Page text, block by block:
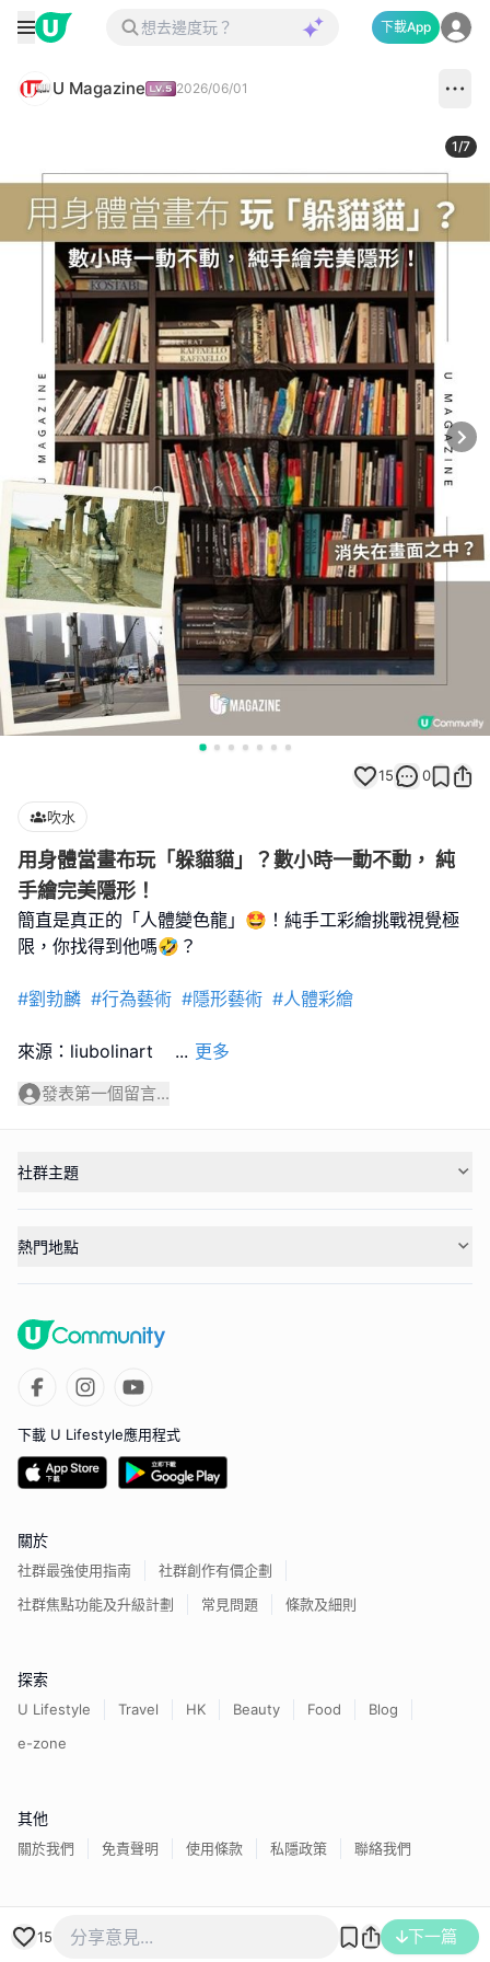
下載App
U Magazine 2026/06/01
1/7
15 0
吹水
用身體當畫布玩「躲貓貓」？數小時一動不動， 純
手繪完美隱形！
簡直是真正的「人體變色龍」🤩！純手工彩繪挑戰視覺極
限，你找得到他嗎🤣？
#劉勃麟 #行為藝術 #隱形藝術 #人體彩繪
來源：liubolinart ... 更多
發表第一個留言...
15 下一篇
社群主題
熱門地點
下載 U Lifestyle應用程式
關於
社群最強使用指南
社群創作有價企劃
社群焦點功能及升級計劃
常見問題 條款及細則
探索
U Lifestyle Travel HK Beauty Food
Blog
e-zone
其他
關於我們 免責聲明 使用條款 私隱政策 聯絡我們
香港經濟日報版權所有©